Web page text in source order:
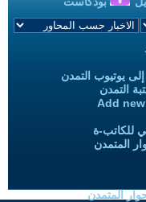
يوتيوب التمدن
التمدن
Add
للكاتب-ة
المتمدن
المتمدن